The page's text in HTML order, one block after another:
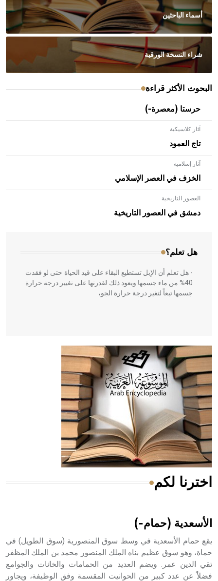
أسماء الباحثين
شراء النسخة الورقية
البحوث الأكثر قراءة
حرستا (معصرة-)
آثار كلاسيكية
تاج العمود
آثار إسلامية
الخزف في العصر الإسلامي
العصور التاريخية
دمشق في العصور التاريخية
هل تعلم؟
- هل تعلم أن الأبلق نوع من الفنون الهندسية التي ارتبطت
بالعمارة الإسلامية في بلاد الشام ومصر خاصة، حيث يحرص
المعمار على بناء مداميكه وخاصة في الواجهات
- هل تعلم أن الإبل تستطيع البقاء على قيد الحياة حتى لو فقدت
40% من ماء جسمها ويعود ذلك لقدرتها على تغيير درجة حرارة
جسمها تبعاً لتغير درجة حرارة الجو،
- هل تعلم أن أبقراط كتب في الطب أربعة مؤلفات هي:
الحكم، الأدلة، تنظيم التغذية، ورسالته في جروح الرأس. ويعود
له الفضل بأنه حرر الطب من الدين والفلسفة.
- هل تعلم أن المرجان إفراز حيواني يتكون في البحر ويتركب
من مادة كربونات الكلسيوم، وهو أحمر أو شديد الحمرة وهو
أجود أنواعه، ويمتاز بكبر الحجم ويسمى الش
هل تعلم أن الأبسيد كلمة فرنسية اللفظ تم اعتمادها مصطلحاً
- هل تعلم أن أبجر Abgar اسم معروف جيداً يعود إلى عدد من
الملوك الذين حكموا مدينة إديسا (الرها) من أبجر الأول وحتى
اخترنا لكم
الأسعدية (حمام-)
يقع حمام الأسعدية في وسط سوق المنصورية (سوق الطويل) في
حماة، وهو سوق عظيم بناه الملك المنصور محمد بن الملك المظفر
تقي الدين عمر. ويضم العديد من الحمامات والخانات والجوامع
فضلاً عن عدد كبير من الحوانيت المقسمة وفق الوظيفة، ويجاور